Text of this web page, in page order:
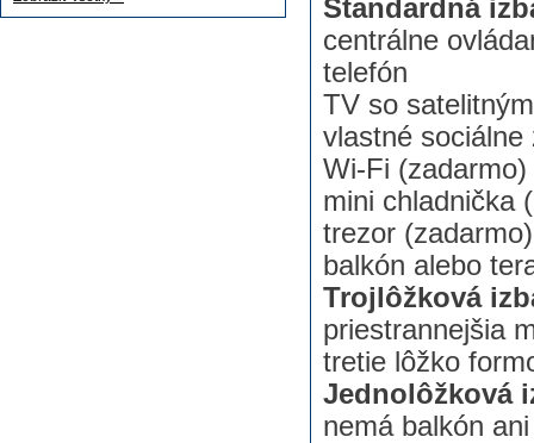
Štandardná
centrálne
telefón
TV so
vlastné
Wi-Fi (zadarmo)
mini chladnička
trezor (zadarmo)
balkón alebo
Trojlôžková
priestrannejšia
tretie lôžko
Jednolôžková
nemá balkón